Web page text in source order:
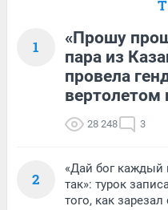
1
«Прошу
пара из
провела
вертолетом
28 248 3
2
«Дай бог каждый
так»: турок
того, как